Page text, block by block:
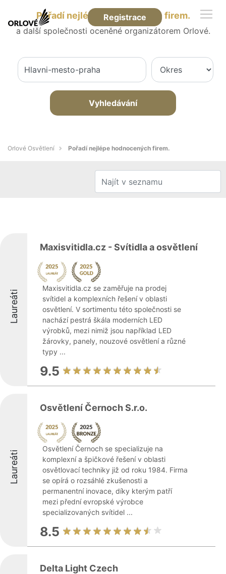
Registrace
Pořadí nejlépe hodnocených firem.
a další společnosti oceněné organizátorem Orlové.
Vyhledávání
Orlové Osvětlení Pořadí nejlépe hodnocených firem.
Laureáti
Maxisvitidla.cz - Svítidla a osvětlení
Maxisvitidla.cz se zaměřuje na prodej
svítidel a komplexních řešení v oblasti
osvětlení. V sortimentu této společnosti se
nachází pestrá škála moderních LED
výrobků, mezi nimiž jsou například LED
žárovky, panely, nouzové osvětlení a různé
typy ...
9.5
Laureáti
Osvětlení Černoch S.r.o.
Osvětlení Černoch se specializuje na
komplexní a špičkové řešení v oblasti
osvětlovací techniky již od roku 1984. Firma
se opírá o rozsáhlé zkušenosti a
permanentní inovace, díky kterým patří
mezi přední evropské výrobce
specializovaných svítidel ...
8.5
Delta Light Czech